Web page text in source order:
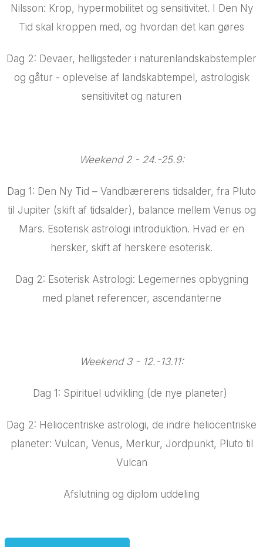
Nilsson: Krop, hypermobilitet og sensitivitet. I Den Ny
Tid skal kroppen med, og hvordan det kan gøres
Dag 2: Devaer, helligsteder i naturenlandskabstempler
og gåtur - oplevelse af landskabtempel, astrologisk
sensitivitet og naturen
Weekend 2 - 24.-25.9:
Dag 1: Den Ny Tid – Vandbærerens tidsalder, fra Pluto
til Jupiter (skift af tidsalder), balance mellem Venus og
Mars. Esoterisk astrologi introduktion. Hvad er en
hersker, skift af herskere esoterisk.
Dag 2: Esoterisk Astrologi: Legemernes opbygning
med planet referencer, ascendanterne
Weekend 3 - 12.-13.11:
Dag 1: Spirituel udvikling (de nye planeter)
Dag 2: Heliocentriske astrologi, de indre heliocentriske
planeter: Vulcan, Venus, Merkur, Jordpunkt, Pluto til
Vulcan
Afslutning og diplom uddeling